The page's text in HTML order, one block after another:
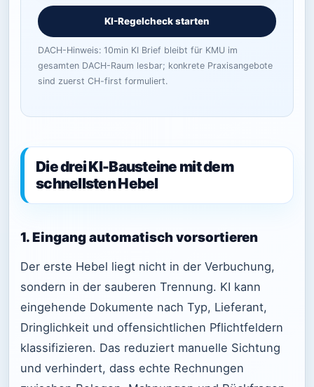
KI-Regelcheck starten
DACH-Hinweis: 10min KI Brief bleibt für KMU im
gesamten DACH-Raum lesbar; konkrete Praxisangebote
sind zuerst CH-first formuliert.
Die drei KI-Bausteine mit dem
schnellsten Hebel
1. Eingang automatisch vorsortieren
Der erste Hebel liegt nicht in der Verbuchung,
sondern in der sauberen Trennung. KI kann
eingehende Dokumente nach Typ, Lieferant,
Dringlichkeit und offensichtlichen Pflichtfeldern
klassifizieren. Das reduziert manuelle Sichtung
und verhindert, dass echte Rechnungen